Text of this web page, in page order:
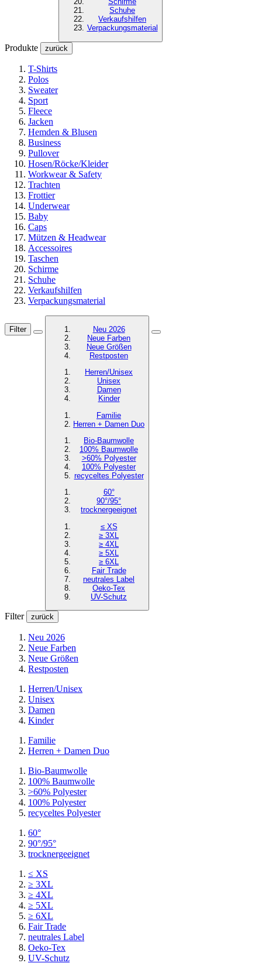
Schuhe
Verkaufshilfen
Verpackungsmaterial
Produkte zurück
T-Shirts
Polos
Sweater
Sport
Fleece
Jacken
Hemden & Blusen
Business
Pullover
Hosen/Röcke/Kleider
Workwear & Safety
Trachten
Frottier
Underwear
Baby
Caps
Mützen & Headwear
Accessoires
Taschen
Schirme
Schuhe
Verkaufshilfen
Verpackungsmaterial
Filter
Neu 2026
Neue Farben
Neue Größen
Restposten
Herren/Unisex
Unisex
Damen
Kinder
Familie
Herren + Damen Duo
Bio-Baumwolle
100% Baumwolle
>60% Polyester
100% Polyester
recyceltes Polyester
60°
90°/95°
trocknergeeignet
≤ XS
≥ 3XL
≥ 4XL
≥ 5XL
≥ 6XL
Fair Trade
neutrales Label
Oeko-Tex
UV-Schutz
Filter zurück
Neu 2026
Neue Farben
Neue Größen
Restposten
Herren/Unisex
Unisex
Damen
Kinder
Familie
Herren + Damen Duo
Bio-Baumwolle
100% Baumwolle
>60% Polyester
100% Polyester
recyceltes Polyester
60°
90°/95°
trocknergeeignet
≤ XS
≥ 3XL
≥ 4XL
≥ 5XL
≥ 6XL
Fair Trade
neutrales Label
Oeko-Tex
UV-Schutz